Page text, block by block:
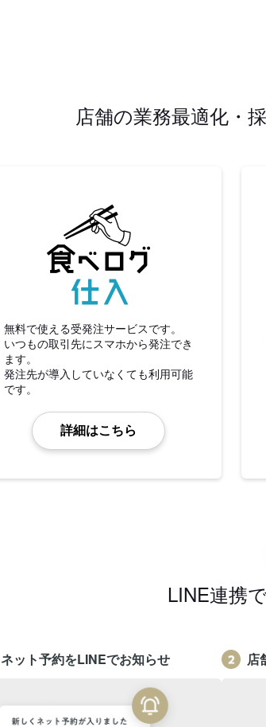
店舗の業務最適化・
無料で使える受発注サービスです。
いつもの取引先にスマホから発注でき
ます。
発注先が導入していなくても利用可能
です。
詳細はこちら
LINE連携
ネット予約をLINEでお知らせ 店